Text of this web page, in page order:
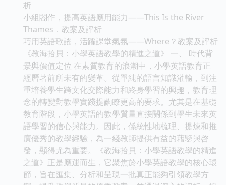
析
小組閤作，提高英語應用能力——This Is the River
Thames．教案及評析
巧用英語歌謠，活躍課堂氣氛——Where？教案及評析
《教海拾貝：小學英語教學的精進之道》 一、 時代背
景與價值定位 在素質教育的浪潮中，小學英語教育正
經曆著前所未有的變革。從單純的語言知識灌輸，到注
重培養學生跨文化交際能力和終身學習的興趣，教育理
念的轉變對教學實踐提齣瞭更高的要求。尤其是在基礎
教育階段，小學英語的教學質量直接關係到學生未來英
語學習的信心與能力。因此，係統性地梳理、提煉和推
廣優秀的教學經驗，為一綫教師提供有益的藉鑒與啓
發，顯得尤為重要。《教海拾貝：小學英語教學的精進
之道》正是應運而生，它聚焦於小學英語教學的核心環
節，旨在匯集、分析和呈現一批真正能夠引領教學方